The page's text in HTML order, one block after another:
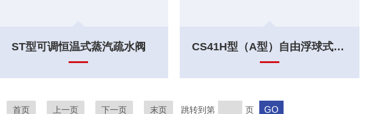
ST型可调恒温式蒸汽疏水阀 CS41H型（A型）自由浮球式蒸汽疏水阀
首页 上一页 下一页 末页 跳转到第 页